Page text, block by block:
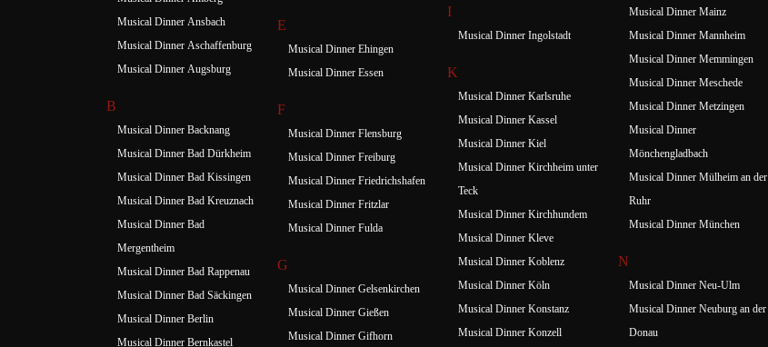
Musical Dinner Ansbach
Musical Dinner Aschaffenburg
Musical Dinner Augsburg
B
Musical Dinner Backnang
Musical Dinner Bad Dürkheim
Musical Dinner Bad Kissingen
Musical Dinner Bad Kreuznach
Musical Dinner Bad
Mergentheim
Musical Dinner Bad Rappenau
Musical Dinner Bad Säckingen
Musical Dinner Berlin
Musical Dinner Bernkastel
E
Musical Dinner Ehingen
Musical Dinner Essen
F
Musical Dinner Flensburg
Musical Dinner Freiburg
Musical Dinner Friedrichshafen
Musical Dinner Fritzlar
Musical Dinner Fulda
G
Musical Dinner Gelsenkirchen
Musical Dinner Gießen
Musical Dinner Gifhorn
I
Musical Dinner Ingolstadt
K
Musical Dinner Karlsruhe
Musical Dinner Kassel
Musical Dinner Kiel
Musical Dinner Kirchheim unter
Teck
Musical Dinner Kirchhundem
Musical Dinner Kleve
Musical Dinner Koblenz
Musical Dinner Köln
Musical Dinner Konstanz
Musical Dinner Konzell
Musical Dinner Mainz
Musical Dinner Mannheim
Musical Dinner Memmingen
Musical Dinner Meschede
Musical Dinner Metzingen
Musical Dinner
Mönchengladbach
Musical Dinner Mülheim an der
Ruhr
Musical Dinner München
N
Musical Dinner Neu-Ulm
Musical Dinner Neuburg an der
Donau